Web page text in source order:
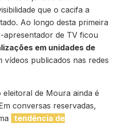
que o cacifa a
Ao longo desta primeira
apresentador de TV ficou
em unidades de
vídeos publicados nas redes
de Moura ainda é
conversas reservadas,
tendência de